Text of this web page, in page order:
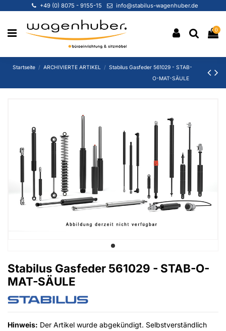
+49 (0) 8075 - 9155-15 info@stabilus-wagenhuber.de
0
Startseite ARCHIVIERTE ARTIKEL
Stabilus Gasfeder 561029 - STAB-
O-MAT-SÄULE
Stabilus Gasfeder 561029 - STAB-O-
MAT-SÄULE
Hinweis: Der Artikel wurde abgekündigt. Selbstverständlich